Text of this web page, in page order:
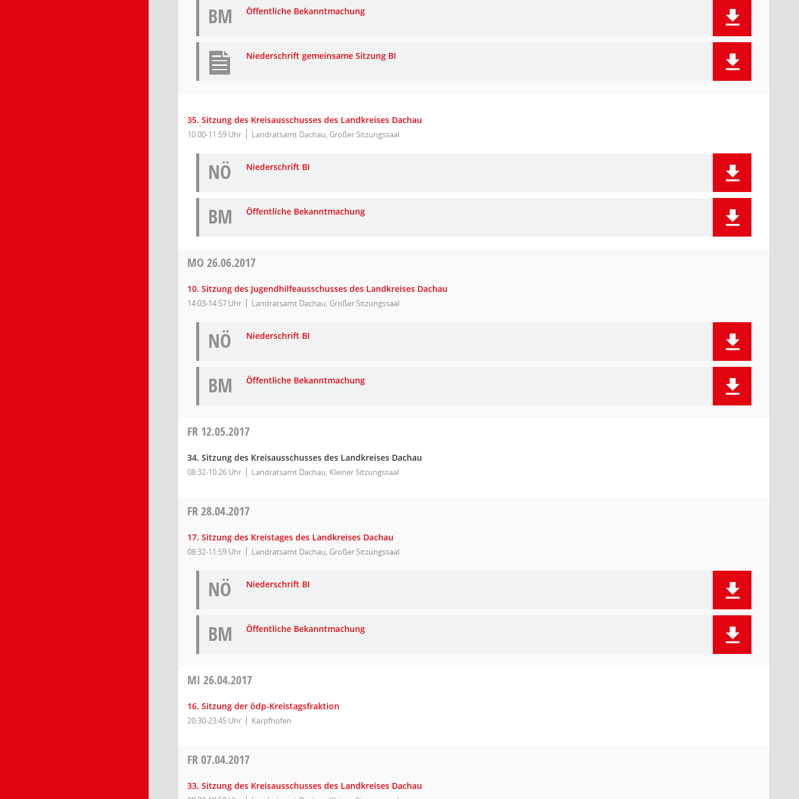
BM Öffentliche Bekanntmachung
Niederschrift gemeinsame Sitzung BI
35. Sitzung des Kreisausschusses des Landkreises Dachau
10:00-11:59 Uhr Landratsamt Dachau, Großer Sitzungssaal
NÖ Niederschrift BI
BM Öffentliche Bekanntmachung
MO 26.06.2017
10. Sitzung des Jugendhilfeausschusses des Landkreises Dachau
14:03-14:57 Uhr Landratsamt Dachau, Großer Sitzungssaal
NÖ Niederschrift BI
BM Öffentliche Bekanntmachung
FR 12.05.2017
34. Sitzung des Kreisausschusses des Landkreises Dachau
08:32-10:26 Uhr Landratsamt Dachau, Kleiner Sitzungssaal
FR28.04.2017
17. Sitzung des Kreistages des Landkreises Dachau
08:32-11:59 Uhr Landratsamt Dachau, Großer Sitzungssaal
NÖ Niederschrift BI
BM Öffentliche Bekanntmachung
MI 26.04.2017
16. Sitzung der ödp-Kreistagsfraktion
20:30-23:45 Uhr Karpfhofen
FR07.04.2017
33. Sitzung des Kreisausschusses des Landkreises Dachau